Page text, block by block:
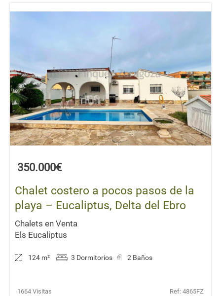
350.000€
Chalet costero a pocos pasos de la
playa – Eucaliptus, Delta del Ebro
Chalets en Venta
Els Eucaliptus
124 m² 3 Dormitorios 2 Baños
1664 Visitas Ref: 4865FZ